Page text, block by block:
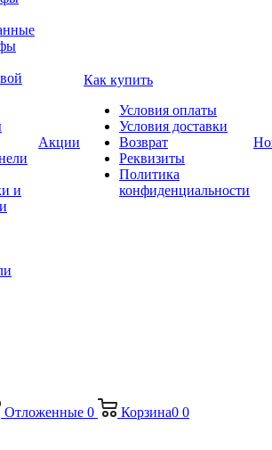
и
Акции
Как купить
Условия оплаты
Условия доставки
Возврат
Реквизиты
Политика
конфиденциальности
Отложенные 0 Корзина0 0